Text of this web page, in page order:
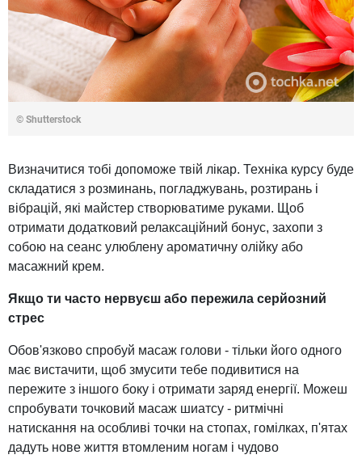
© Shutterstock
Визначитися тобі допоможе твій лікар. Техніка курсу буде
складатися з розминань, погладжувань, розтирань і
вібрацій, які майстер створюватиме руками. Щоб
отримати додатковий релаксаційний бонус, захопи з
собою на сеанс улюблену ароматичну олійку або
масажний крем.
Якщо ти часто нервуєш або пережила серйозний
стрес
Обов'язково спробуй масаж голови - тільки його одного
має вистачити, щоб змусити тебе подивитися на
пережите з іншого боку і отримати заряд енергії. Можеш
спробувати точковий масаж шиатсу - ритмічні
натискання на особливі точки на стопах, гомілках, п'ятах
дадуть нове життя втомленим ногам і чудово